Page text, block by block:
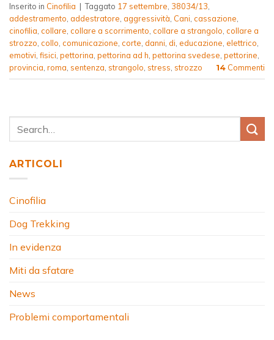
Inserito in Cinofilia | Taggato 17 settembre 38034/13
addestramento addestratore aggressività Cani cassazione
cinofilia collare collare a scorrimento collare a strangolo collare a
strozzo collo comunicazione corte danni di educazione elettrico
emotivi fisici pettorina pettorina ad h pettorina svedese pettorine
provincia roma sentenza strangolo stress strozzo 14 Commenti
ARTICOLI
Cinofilia
Dog Trekking
In evidenza
Miti da sfatare
News
Problemi comportamentali